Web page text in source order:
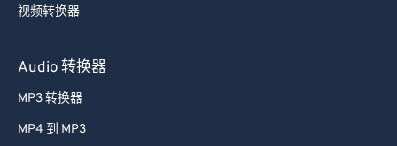
视频转换器
Audio 转换器
MP3 转换器
MP4 到 MP3